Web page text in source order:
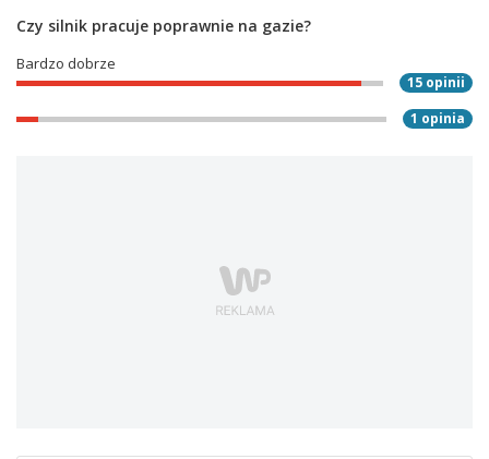
Czy silnik pracuje poprawnie na gazie?
Bardzo dobrze
15 opinii
1 opinia